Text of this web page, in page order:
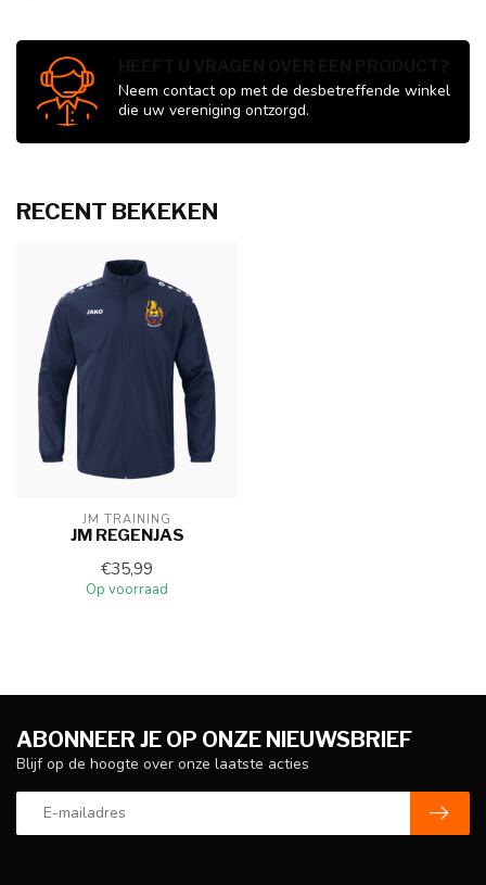
Neem contact op met de desbetreffende winkel
die uw vereniging ontzorgd.
RECENT BEKEKEN
JM TRAINING
JM REGENJAS
€35,99
Op voorraad
ABONNEER JE OP ONZE NIEUWSBRIEF
Blijf op de hoogte over onze laatste acties